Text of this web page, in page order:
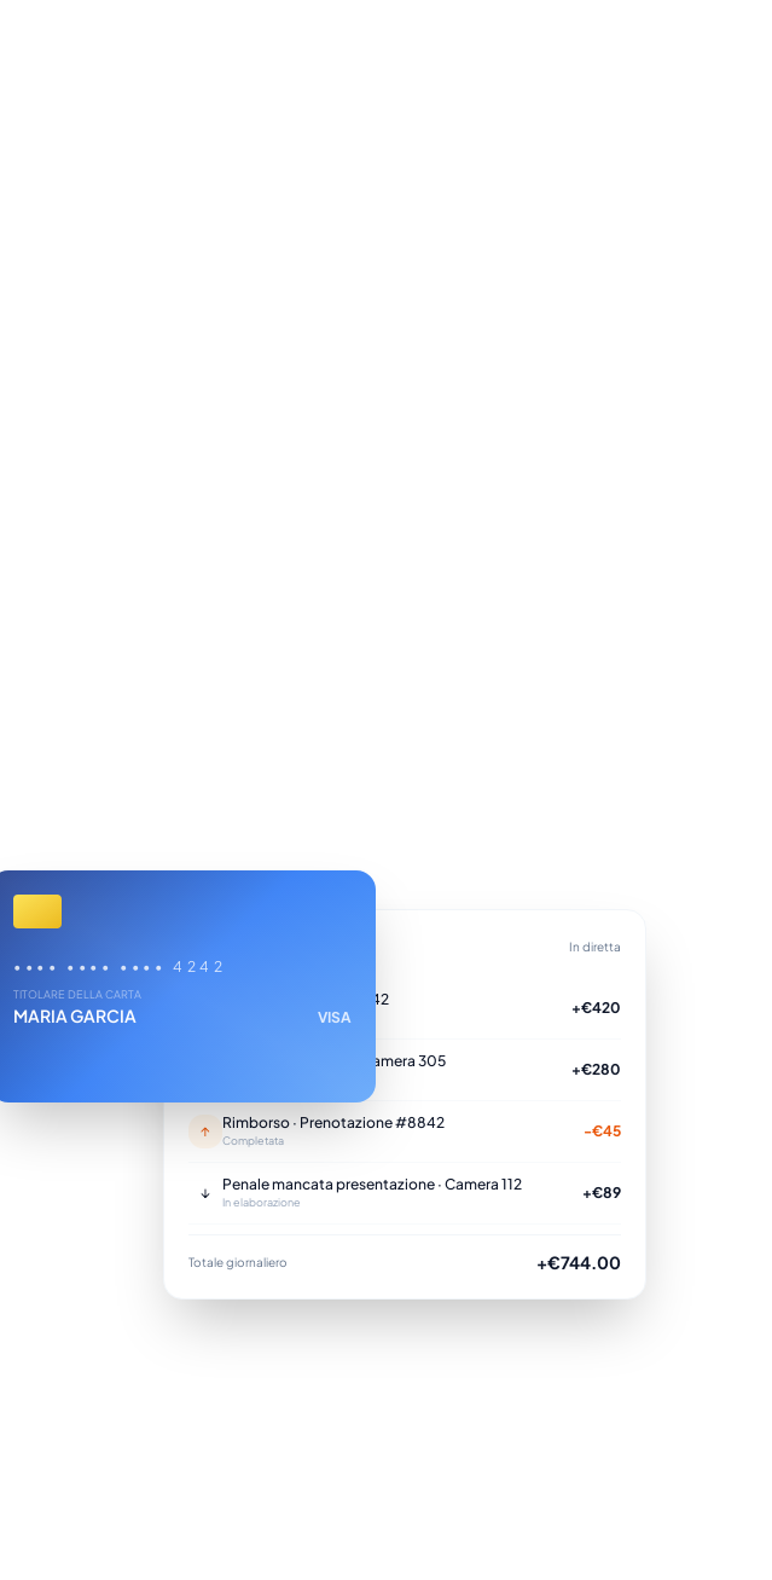
•••• •••• •••• 4242
TITOLARE DELLA CARTA
MARIA GARCIA VISA
In diretta
Carta virtuale •••• 4242 +€420
Pagamento ospite · Camera 305 +€280
↑ Rimborso · Prenotazione #8842
Completata
-€45
↓ Penale mancata presentazione · Camera 112
In elaborazione
+€89
Totale giornaliero +€744.00